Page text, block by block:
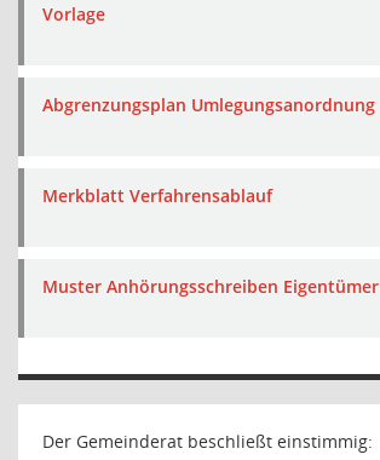
Vorlage
Abgrenzungsplan Umlegungsanordnung
Merkblatt Verfahrensablauf
Muster Anhörungsschreiben Eigentümer
Der Gemeinderat beschließt einstimmig: